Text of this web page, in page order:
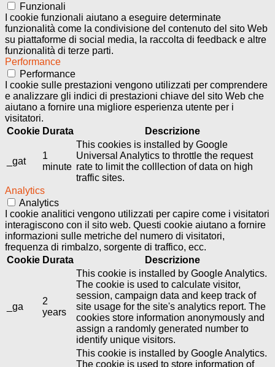
Funzionali
I cookie funzionali aiutano a eseguire determinate
funzionalità come la condivisione del contenuto del sito Web
su piattaforme di social media, la raccolta di feedback e altre
funzionalità di terze parti.
Performance
Performance
I cookie sulle prestazioni vengono utilizzati per comprendere
e analizzare gli indici di prestazioni chiave del sito Web che
aiutano a fornire una migliore esperienza utente per i
visitatori.
Cookie Durata Descrizione
_gat
1
minute
This cookies is installed by Google
Universal Analytics to throttle the request
rate to limit the colllection of data on high
traffic sites.
Analytics
Analytics
I cookie analitici vengono utilizzati per capire come i visitatori
interagiscono con il sito web. Questi cookie aiutano a fornire
informazioni sulle metriche del numero di visitatori,
frequenza di rimbalzo, sorgente di traffico, ecc.
Cookie Durata Descrizione
_ga
2
years
This cookie is installed by Google Analytics.
The cookie is used to calculate visitor,
session, campaign data and keep track of
site usage for the site's analytics report. The
cookies store information anonymously and
assign a randomly generated number to
identify unique visitors.
This cookie is installed by Google Analytics.
The cookie is used to store information of